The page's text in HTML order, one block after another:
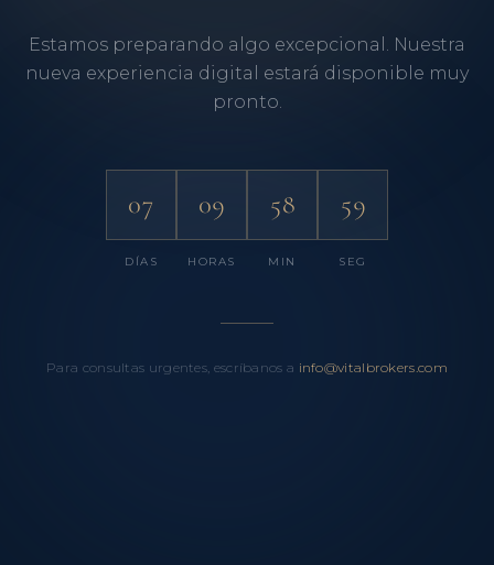
Estamos preparando algo excepcional. Nuestra
nueva experiencia digital estará disponible muy
pronto.
07
DÍAS
09
HORAS
58
MIN
59
SEG
Para consultas urgentes, escríbanos a info@vitalbrokers.com